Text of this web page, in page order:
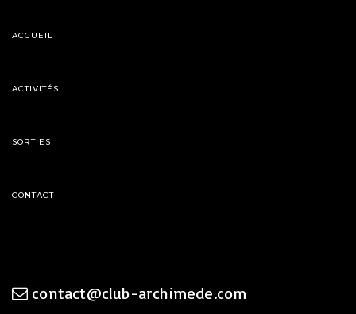
ACCUEIL
ACTIVITÉS
SORTIES
CONTACT
contact@club-archimede.com